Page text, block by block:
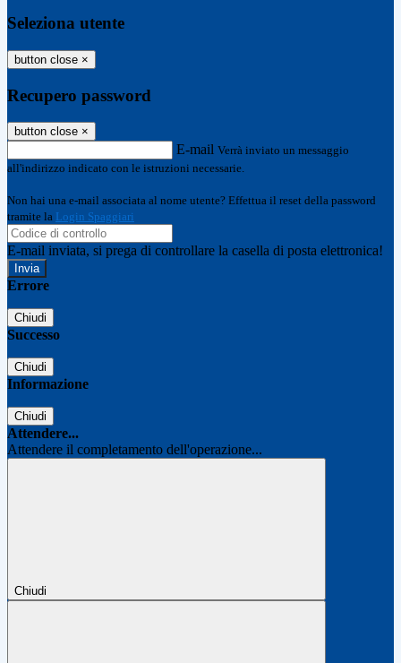
Seleziona utente
button close ×
Recupero password
button close ×
E-mail Verrà inviato un messaggio
all'indirizzo indicato con le istruzioni necessarie.
Non hai una e-mail associata al nome utente? Effettua il reset della password
tramite la Login Spaggiari
E-mail inviata, si prega di controllare la casella di posta elettronica!
Errore
Chiudi
Successo
Chiudi
Informazione
Chiudi
Attendere...
Attendere il completamento dell'operazione...
Chiudi